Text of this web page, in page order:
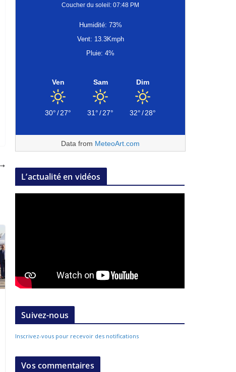
Coucher du soleil: 07:48 PM
Humidité: 73%
Vent: 13.3Kmph
Pluie: 4%
Ven
30°/27°
Sam
31°/27°
Dim
32°/28°
Data from MeteoArt.com
L’actualité en vidéos
Suivez-nous
Inscrivez-vous pour recevoir des notifications
Vos commentaires